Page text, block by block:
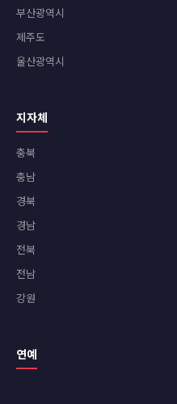
부산광역시
제주도
울산광역시
지자체
충북
충남
경북
경남
전북
전남
강원
연예